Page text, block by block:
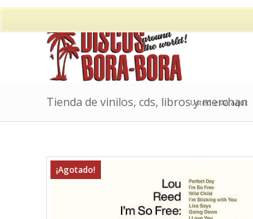
Tienda de vinilos, cds, libros y merchan
Usted está aquí:
¡Agotado!